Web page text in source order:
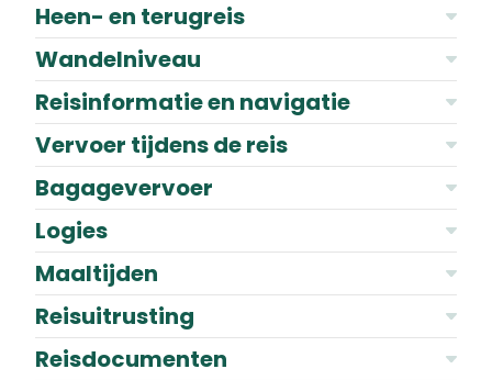
Heen- en terugreis
Wandelniveau
Reisinformatie en navigatie
Vervoer tijdens de reis
Bagagevervoer
Logies
Maaltijden
Reisuitrusting
Reisdocumenten